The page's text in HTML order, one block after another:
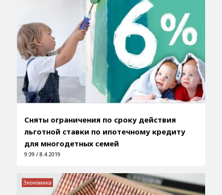
Сняты ограничения по сроку действия
льготной ставки по ипотечному кредиту
для многодетных семей
9:39 / 8.4.2019
Экономика